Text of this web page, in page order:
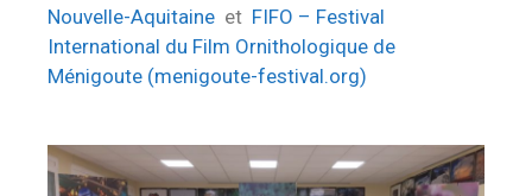
Nouvelle-Aquitaine et FIFO – Festival
International du Film Ornithologique de
Ménigoute (menigoute-festival.org)